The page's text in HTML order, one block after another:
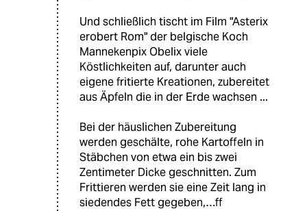
Und schließlich tischt im Film "Asterix
erobert Rom" der belgische Koch
Mannekenpix Obelix viele
Köstlichkeiten auf, darunter auch
eigene fritierte Kreationen, zubereitet
aus Äpfeln die in der Erde wachsen ...
Bei der häuslichen Zubereitung
werden geschälte, rohe Kartoffeln in
Stäbchen von etwa ein bis zwei
Zentimeter Dicke geschnitten. Zum
Frittieren werden sie eine Zeit lang in
siedendes Fett gegeben,…ff